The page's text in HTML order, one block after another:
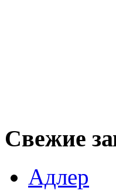
Свежие
Адлер